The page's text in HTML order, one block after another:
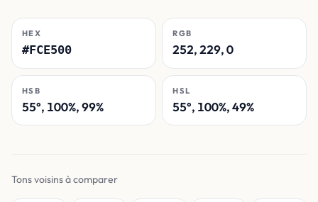
HEX
#FCE500
RGB
252, 229, 0
HSB
55°, 100%, 99%
HSL
55°, 100%, 49%
Tons voisins à comparer